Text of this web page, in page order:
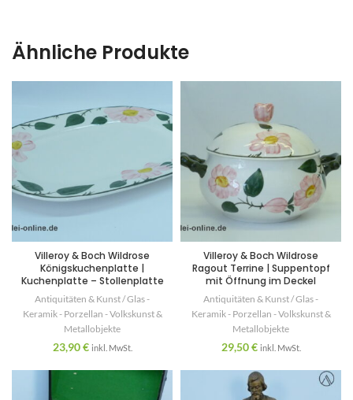
Ähnliche Produkte
Villeroy & Boch Wildrose
Königskuchenplatte |
Kuchenplatte – Stollenplatte
Antiquitäten & Kunst / Glas -
Keramik - Porzellan - Volkskunst &
Metallobjekte
23,90€ inkl. MwSt.
Villeroy & Boch Wildrose
Ragout Terrine | Suppentopf
mit Öffnung im Deckel
Antiquitäten & Kunst / Glas -
Keramik - Porzellan - Volkskunst &
Metallobjekte
29,50€ inkl. MwSt.